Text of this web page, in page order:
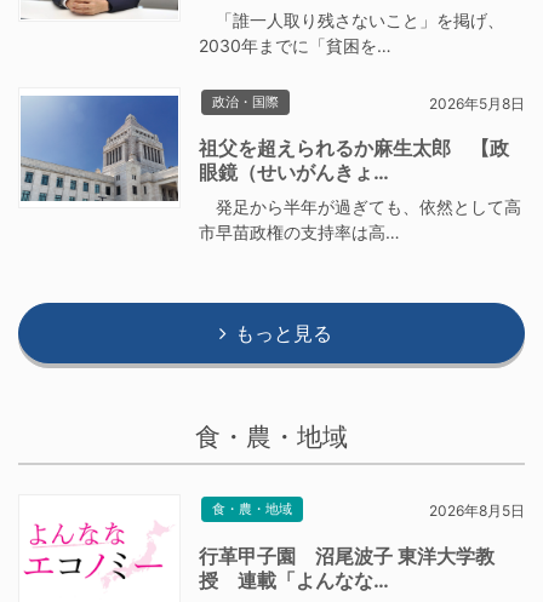
「誰一人取り残さないこと」を掲げ、
2030年までに「貧困を…
政治・国際 2026年5月8日
祖父を超えられるか麻生太郎 【政
眼鏡（せいがんきょ…
発足から半年が過ぎても、依然として高
市早苗政権の支持率は高…
もっと見る
食・農・地域
食・農・地域 2026年8月5日
行革甲子園 沼尾波子 東洋大学教
授 連載「よんなな…